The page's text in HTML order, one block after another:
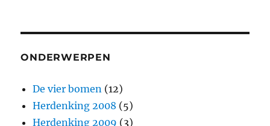
ONDERWERPEN
De vier bomen (12)
Herdenking 2008 (5)
Herdenking 2009 (3)